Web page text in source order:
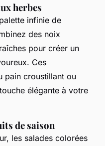
herbes
infinie de
des noix
pour créer un
Ces
pain croustillant ou
élégante à votre
de saison
les salades colorées